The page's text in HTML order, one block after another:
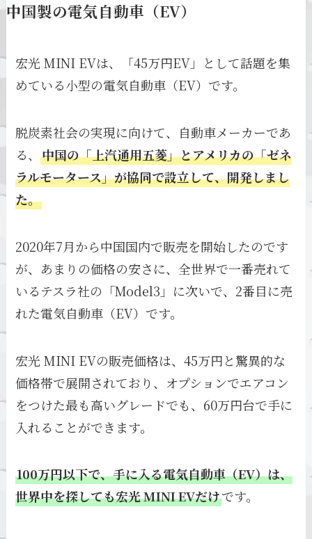
中国製の電気自動車（EV）
宏光 MINI EVは、「45万円EV」として話題を集
めている小型の電気自動車（EV）です。
脱炭素社会の実現に向けて、自動車メーカーであ
る、中国の「上汽通用五菱」とアメリカの「ゼネ
ラルモータース」が協同で設立して、開発しまし
た。
2020年7月から中国国内で販売を開始したのです
が、あまりの価格の安さに、全世界で一番売れて
いるテスラ社の「Model3」に次いで、2番目に売
れた電気自動車（EV）です。
宏光 MINI EVの販売価格は、45万円と驚異的な
価格帯で展開されており、オプションでエアコン
をつけた最も高いグレードでも、60万円台で手に
入れることができます。
100万円以下で、手に入る電気自動車（EV）は、
世界中を探しても宏光 MINI EVだけです。